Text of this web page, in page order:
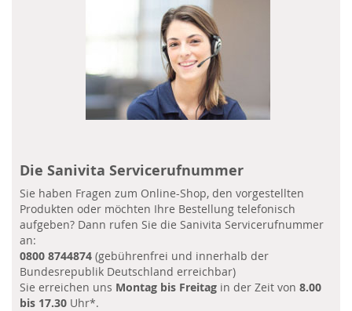
Die Sanivita Servicerufnummer
Sie haben Fragen zum Online-Shop, den vorgestellten
Produkten oder möchten Ihre Bestellung telefonisch
aufgeben? Dann rufen Sie die Sanivita Servicerufnummer
an:
0800 8744874 (gebührenfrei und innerhalb der
Bundesrepublik Deutschland erreichbar)
Sie erreichen uns Montag bis Freitag in der Zeit von 8.00
bis 17.30 Uhr*.